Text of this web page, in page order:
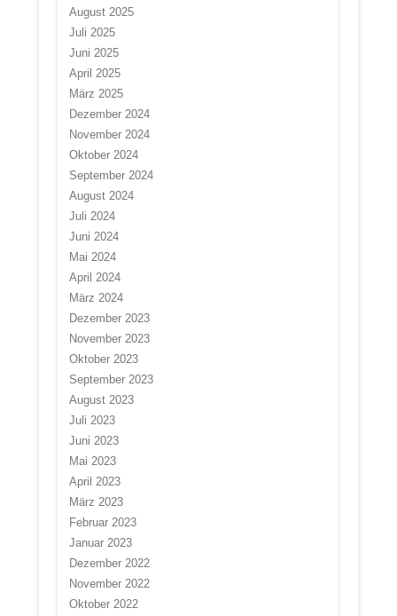
August 2025
Juli 2025
Juni 2025
April 2025
März 2025
Dezember 2024
November 2024
Oktober 2024
September 2024
August 2024
Juli 2024
Juni 2024
Mai 2024
April 2024
März 2024
Dezember 2023
November 2023
Oktober 2023
September 2023
August 2023
Juli 2023
Juni 2023
Mai 2023
April 2023
März 2023
Februar 2023
Januar 2023
Dezember 2022
November 2022
Oktober 2022